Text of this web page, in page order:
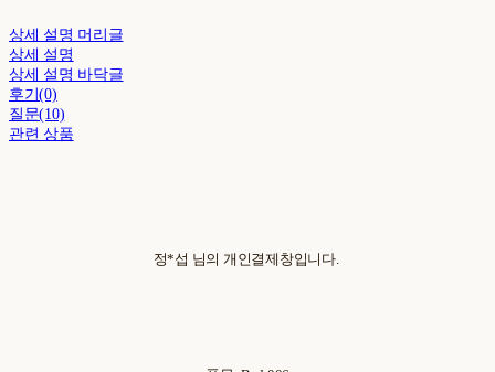
상세 설명 머리글
상세 설명
상세 설명 바닥글
후기(0)
질문(10)
관련 상품
정*섭 님의 개인결제창입니다.